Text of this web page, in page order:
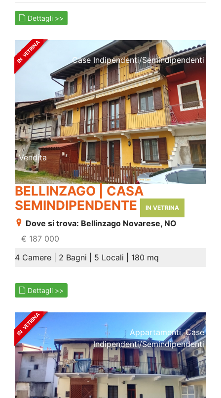
Dettagli >>
Case Indipendenti/semindipendenti
Vendita
BELLINZAGO | CASA
SEMINDIPENDENTE
IN VETRINA
Dove si trova: Bellinzago Novarese, NO
€ 187 000
4 Camere | 2 Bagni | 5 Locali | 180 mq
Dettagli >>
Appartamenti, Case
Indipendenti/semindipendenti